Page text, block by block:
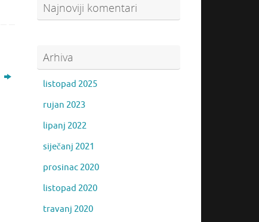
Najnoviji komentari
Arhiva
listopad 2025
rujan 2023
lipanj 2022
siječanj 2021
prosinac 2020
listopad 2020
travanj 2020